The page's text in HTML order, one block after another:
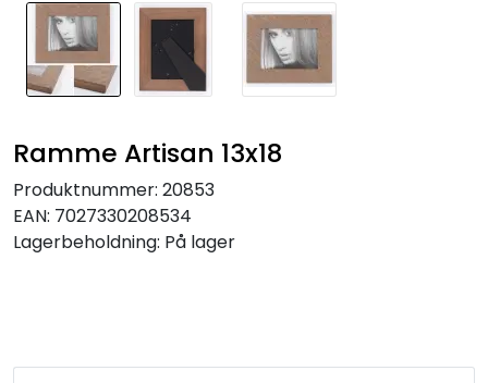
Ramme Artisan 13x18
Produktnummer: 20853
EAN: 7027330208534
Lagerbeholdning: På lager